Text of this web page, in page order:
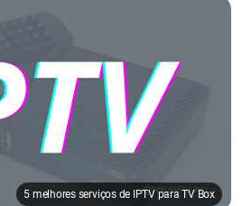
5 melhores serviços de IPTV para TV Box